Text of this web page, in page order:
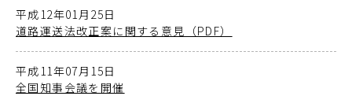
平成12年01月25日
道路運送法改正案に関する意見（PDF）
平成11年07月15日
全国知事会議を開催